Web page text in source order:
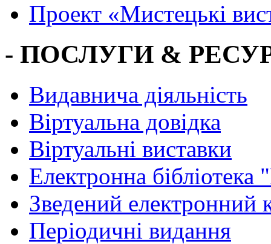
Проект «Мистецькі
- ПОСЛУГИ &
Видавнича діяльність
Віртуальна довідка
Віртуальні виставки
Електронна
Зведений електронний
Періодичні видання